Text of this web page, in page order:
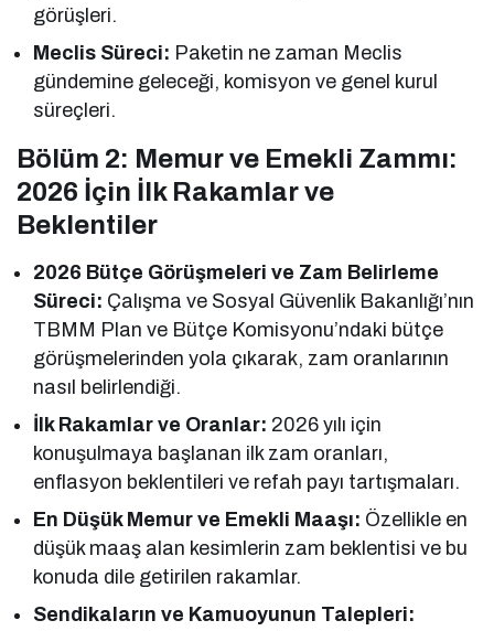
görüşleri.
Meclis Süreci: Paketin ne zaman Meclis
gündemine geleceği, komisyon ve genel kurul
süreçleri.
Bölüm 2: Memur ve Emekli Zammı:
2026 İçin İlk Rakamlar ve
Beklentiler
2026 Bütçe Görüşmeleri ve Zam Belirleme
Süreci: Çalışma ve Sosyal Güvenlik Bakanlığı’nın
TBMM Plan ve Bütçe Komisyonu’ndaki bütçe
görüşmelerinden yola çıkarak, zam oranlarının
nasıl belirlendiği.
İlk Rakamlar ve Oranlar: 2026 yılı için
konuşulmaya başlanan ilk zam oranları,
enflasyon beklentileri ve refah payı tartışmaları.
En Düşük Memur ve Emekli Maaşı: Özellikle en
düşük maaş alan kesimlerin zam beklentisi ve bu
konuda dile getirilen rakamlar.
Sendikaların ve Kamuoyunun Talepleri: